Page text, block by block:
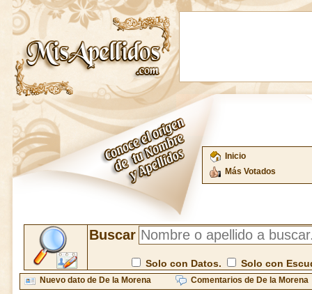
Inicio
Más Votados
Buscar
Solo con Datos. Solo con
Nuevo dato de De la Morena Comentarios de De la Morena